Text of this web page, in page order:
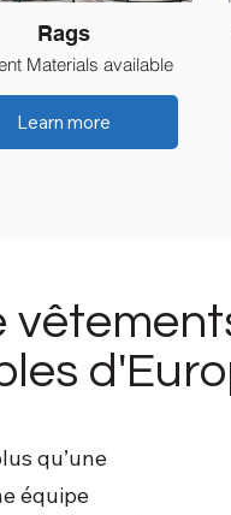
Rags
Materials available
Learn more
qu’une
équipe